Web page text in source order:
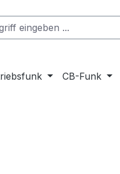
CB-Funk